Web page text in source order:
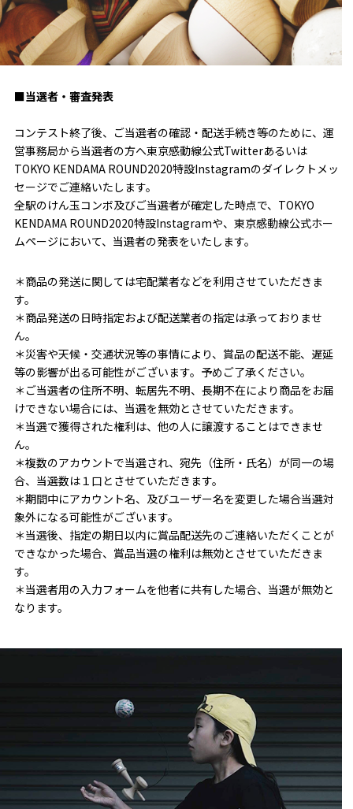
■当選者・審査発表
コンテスト終了後、ご当選者の確認・配送手続き等のために、運
営事務局から当選者の方へ東京感動線公式Twitterあるいは
TOKYO KENDAMA ROUND2020特設Instagramのダイレクトメッ
セージでご連絡いたします。
全駅のけん玉コンボ及びご当選者が確定した時点で、TOKYO
KENDAMA ROUND2020特設Instagramや、東京感動線公式ホー
ムページにおいて、当選者の発表をいたします。
＊商品の発送に関しては宅配業者などを利用させていただきま
す。
＊商品発送の日時指定および配送業者の指定は承っておりませ
ん。
＊災害や天候・交通状況等の事情により、賞品の配送不能、遅延
等の影響が出る可能性がございます。予めご了承ください。
＊ご当選者の住所不明、転居先不明、長期不在により商品をお届
けできない場合には、当選を無効とさせていただきます。
＊当選で獲得された権利は、他の人に譲渡することはできませ
ん。
＊複数のアカウントで当選され、宛先（住所・氏名）が同一の場
合、当選数は１口とさせていただきます。
＊期間中にアカウント名、及びユーザー名を変更した場合当選対
象外になる可能性がございます。
＊当選後、指定の期日以内に賞品配送先のご連絡いただくことが
できなかった場合、賞品当選の権利は無効とさせていただきま
す。
＊当選者用の入力フォームを他者に共有した場合、当選が無効と
なります。